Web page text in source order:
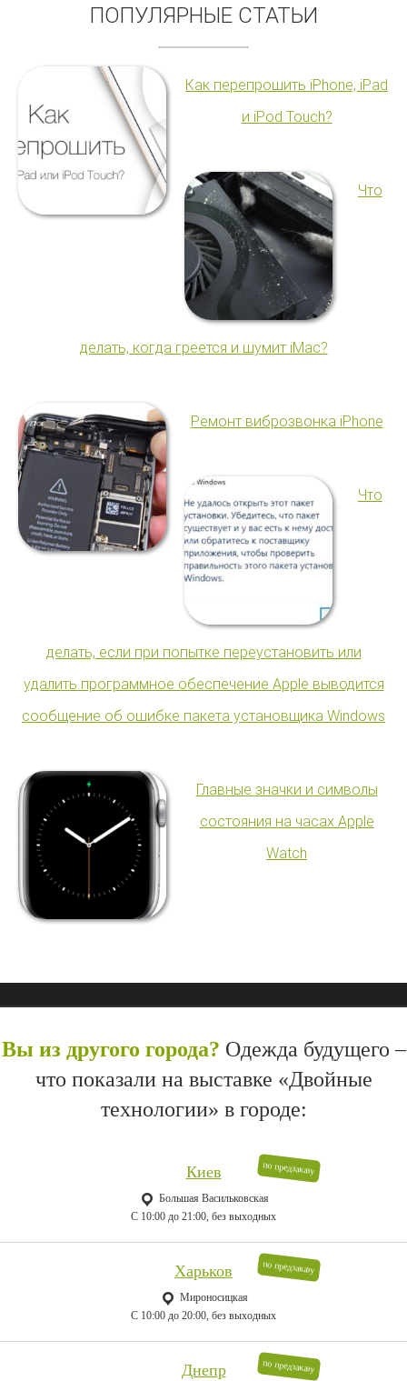
ПОПУЛЯРНЫЕ СТАТЬИ
Как перепрошить iPhone, iPad
и iPod Touch?
Что
делать, когда греется и шумит iMac?
Ремонт виброзвонка iPhone
Что
делать, если при попытке переустановить или
удалить программное обеспечение Apple выводится
сообщение об ошибке пакета установщика Windows
Главные значки и символы
состояния на часах Apple
Watch
Вы из другого города? Одежда будущего –
что показали на выставке «Двойные
технологии» в городе:
по предзаказу
Киев
Большая Васильковская
C 10:00 до 21:00, без выходных
по предзаказу
Харьков
Мироносицкая
C 10:00 до 20:00, без выходных
по предзаказу
Днепр